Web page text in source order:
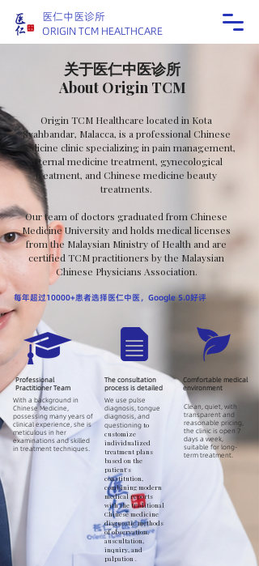
医仁中医诊所
ORIGIN TCM HEALTHCARE
关于医仁中医诊所
About Origin TCM​​
Origin TCM Healthcare located in Kota
Syahbandar, Malacca, is a professional Chinese
medicine clinic specializing in pain management,
internal medicine treatment, gynecological
treatment, and Chinese medicine beauty
treatments.
Our team of doctors graduated from Chinese
Medicine University and holds medical licenses
from the Malaysian Ministry of Health and are
certified TCM practitioners by the Malaysian
Chinese Physicians Association.
每年超过10000+患者选择医仁中医，Google 5.0好评​
​Professional
Practitioner Team
With a background in
Chinese Medicine,
possessing many years of
clinical experience, she is
meticulous in her
examinations and skilled
in treatment techniques.
The consultation
process is detailed
We use pulse
diagnosis, tongue
diagnosis, and
questioningto
customize
individualized
treatment plans
based on the
patient's
constitution,
combining modern
medical reports
with the traditional
Chinese medicine
diagnostic methods
of observation,
auscultation,
inquiry, and
palpation .
Comfortable medical
environment
Clean, quiet, with
transparent and
reasonable pricing,
the clinic is open 7
days a week,
suitable for long-
term treatment.